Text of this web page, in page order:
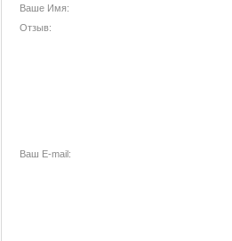
Ваше Имя:
Отзыв:
Ваш E-mail: